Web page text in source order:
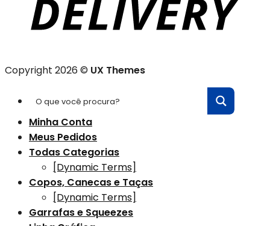
Copyright 2026 © UX Themes
Minha Conta
Meus Pedidos
Todas Categorias
[Dynamic Terms]
Copos, Canecas e Taças
[Dynamic Terms]
Garrafas e Squeezes